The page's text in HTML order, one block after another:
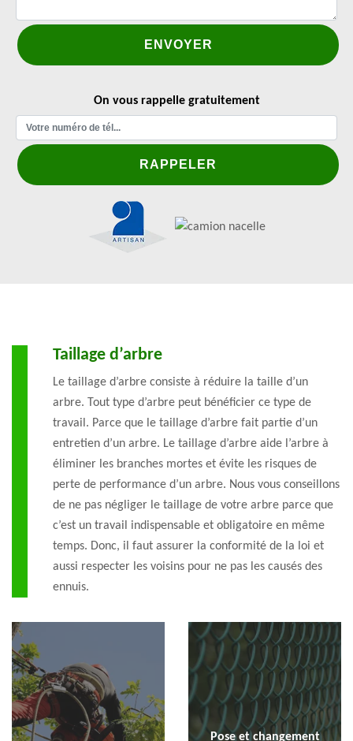
On vous rappelle gratuitement
Taillage d’arbre
Le taillage d’arbre consiste à réduire la taille d’un
arbre. Tout type d’arbre peut bénéficier ce type de
travail. Parce que le taillage d’arbre fait partie d’un
entretien d’un arbre. Le taillage d’arbre aide l’arbre à
éliminer les branches mortes et évite les risques de
perte de performance d’un arbre. Nous vous conseillons
de ne pas négliger le taillage de votre arbre parce que
c’est un travail indispensable et obligatoire en même
temps. Donc, il faut assurer la conformité de la loi et
aussi respecter les voisins pour ne pas les causés des
ennuis.
Pose et changement